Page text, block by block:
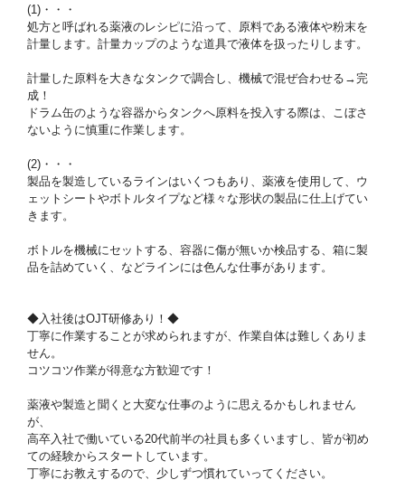
(1)・・・
処方と呼ばれる薬液のレシピに沿って、原料である液体や粉末を
計量します。計量カップのような道具で液体を扱ったりします。
計量した原料を大きなタンクで調合し、機械で混ぜ合わせる→完
成！
ドラム缶のような容器からタンクへ原料を投入する際は、こぼさ
ないように慎重に作業します。
(2)・・・
製品を製造しているラインはいくつもあり、薬液を使用して、ウ
ェットシートやボトルタイプなど様々な形状の製品に仕上げてい
きます。
ボトルを機械にセットする、容器に傷が無いか検品する、箱に製
品を詰めていく、などラインには色んな仕事があります。
◆入社後はOJT研修あり！◆
丁寧に作業することが求められますが、作業自体は難しくありま
せん。
コツコツ作業が得意な方歓迎です！
薬液や製造と聞くと大変な仕事のように思えるかもしれません
が、
高卒入社で働いている20代前半の社員も多くいますし、皆が初め
ての経験からスタートしています。
丁寧にお教えするので、少しずつ慣れていってください。